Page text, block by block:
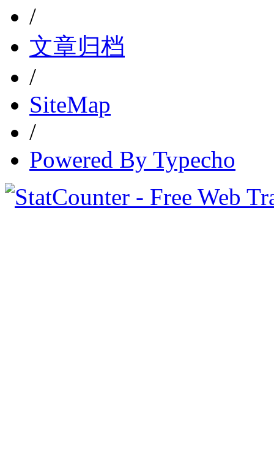
/
文章归档
/
SiteMap
/
Powered By Typecho